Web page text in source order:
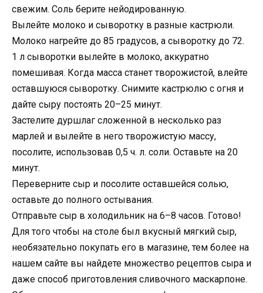
свежим. Соль берите нейодированную.
Вылейте молоко и сыворотку в разные кастрюли.
Молоко нагрейте до 85 градусов, а сыворотку до 72.
1 л сыворотки вылейте в молоко, аккуратно
помешивая. Когда масса станет творожистой, влейте
оставшуюся сыворотку. Снимите кастрюлю с огня и
дайте сыру постоять 20–25 минут.
Застелите дуршлаг сложенной в несколько раз
марлей и вылейте в него творожистую массу,
посолите, использовав 0,5 ч. л. соли. Оставьте на 20
минут.
Переверните сыр и посолите оставшейся солью,
оставьте до полного остывания.
Отправьте сыр в холодильник на 6–8 часов. Готово!
Для того чтобы на столе был вкусный мягкий сыр,
необязательно покупать его в магазине, тем более на
нашем сайте вы найдете множество рецептов сыра и
даже способ приготовления сливочного маскарпоне.